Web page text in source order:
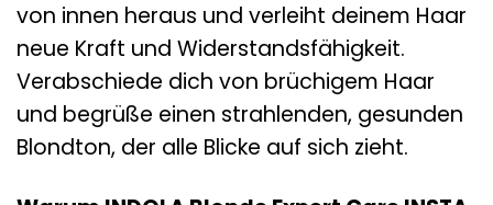
von innen heraus und verleiht deinem Haar
neue Kraft und Widerstandsfähigkeit.
Verabschiede dich von brüchigem Haar
und begrüße einen strahlenden, gesunden
Blondton, der alle Blicke auf sich zieht.